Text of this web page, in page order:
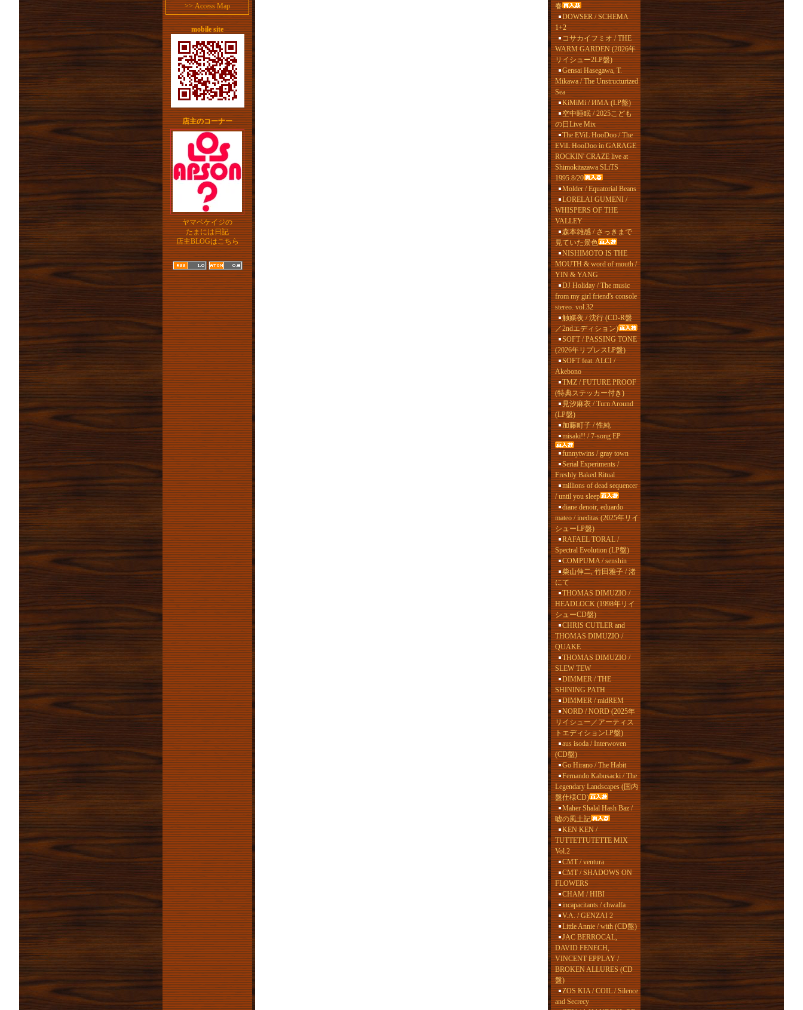
>>Access Map
mobile site
店主のコーナー
ヤマベケイジの
たまには日記
店主BLOGはこちら
春
DOWSER / SCHEMA
1+2
コサカイフミオ / THE
WARM GARDEN (2026年
リイシュー2LP盤)
Gensai Hasegawa, T.
Mikawa / The Unstructurized
Sea
KiMiMi / ИМА (LP盤)
空中睡眠 / 2025こども
の日Live Mix
The EViL HooDoo / The
EViL HooDoo in GARAGE
ROCKIN' CRAZE live at
Shimokitazawa SLiTS
1995.8/20
Molder / Equatorial Beans
LORELAI GUMENI /
WHISPERS OF THE
VALLEY
森本雑感 / さっきまで
見ていた景色
NISHIMOTO IS THE
MOUTH & word of mouth /
YIN & YANG
DJ Holiday / The music
from my girl friend's console
stereo. vol.32
触媒夜 / 沈行 (CD-R盤
／2ndエディション)
SOFT / PASSING TONE
(2026年リプレスLP盤)
SOFT feat. ALCI /
Akebono
TMZ / FUTURE PROOF
(特典ステッカー付き)
見汐麻衣 / Turn Around
(LP盤)
加藤町子 / 性純
misaki!! / 7-song EP
funnytwins / gray town
Serial Experiments /
Freshly Baked Ritual
millions of dead sequencer
/ until you sleep
diane denoir, eduardo
mateo / ineditas (2025年リイ
シューLP盤)
RAFAEL TORAL /
Spectral Evolution (LP盤)
COMPUMA / senshin
柴山伸二, 竹田雅子 / 渚
にて
THOMAS DIMUZIO /
HEADLOCK (1998年リイ
シューCD盤)
CHRIS CUTLER and
THOMAS DIMUZIO /
QUAKE
THOMAS DIMUZIO /
SLEW TEW
DIMMER / THE
SHINING PATH
DIMMER / midREM
NORD / NORD (2025年
リイシュー／アーティス
トエディションLP盤)
aus isoda / Interwoven
(CD盤)
Go Hirano / The Habit
Fernando Kabusacki / The
Legendary Landscapes (国内
盤仕様CD)
Maher Shalal Hash Baz /
嘘の風土記
KEN KEN /
TUTTETTUTETTE MIX
Vol.2
CMT / ventura
CMT / SHADOWS ON
FLOWERS
CHAM / HIBI
incapacitants / chwalfa
V.A. / GENZAI 2
Little Annie / with (CD盤)
JAC BERROCAL,
DAVID FENECH,
VINCENT EPPLAY /
BROKEN ALLURES (CD
盤)
ZOS KIA / COIL / Silence
and Secrecy